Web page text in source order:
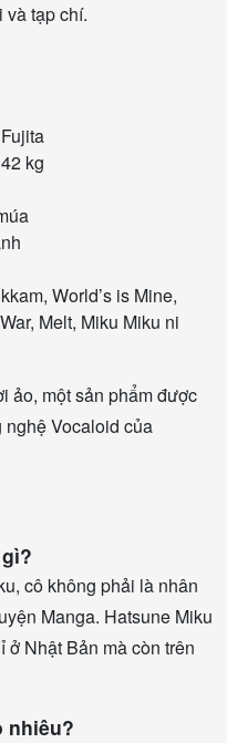
và tạp chí.
kg
World’s is Mine,
Melt, Miku Miku ni
ảo, một sản phẩm được
nghệ Vocaloid của
cô không phải là nhân
Manga. Hatsune Miku
ở Nhật Bản mà còn trên
nhiêu?